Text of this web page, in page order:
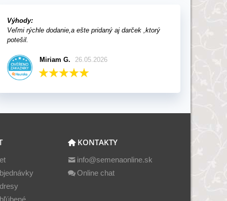
Výhody:
Veľmi rýchle dodanie,a ešte pridaný aj darček ,ktorý
potešil.
Miriam G. 26.05.2026
KONTAKTY
info@semenaonline.sk
Online chat